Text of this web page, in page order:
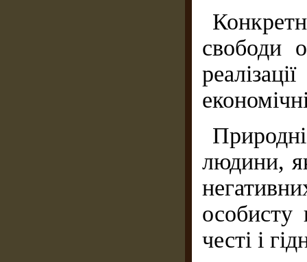
свободи
людини,
особисту
честі і